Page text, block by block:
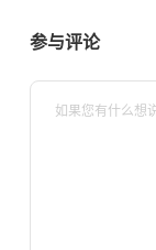
参与评论